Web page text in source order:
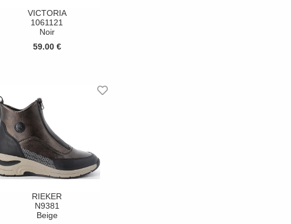
VICTORIA
1061121
Noir
59.00 €
RIEKER
N9381
Beige